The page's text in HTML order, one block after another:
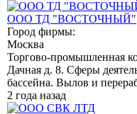
ООО ТД "ВОСТОЧНЫЙ"
Город фирмы:
Москва
Торгово-промышленная
Дачная д. 8. Сферы
бассейна. Вылов и
2 года назад